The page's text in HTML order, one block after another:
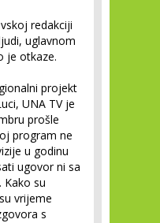
redakciji
uglavnom
je otkaze.
projekt
UNA TV je
prošle
program ne
u godinu
ugovor ni sa
su
vrijeme
s